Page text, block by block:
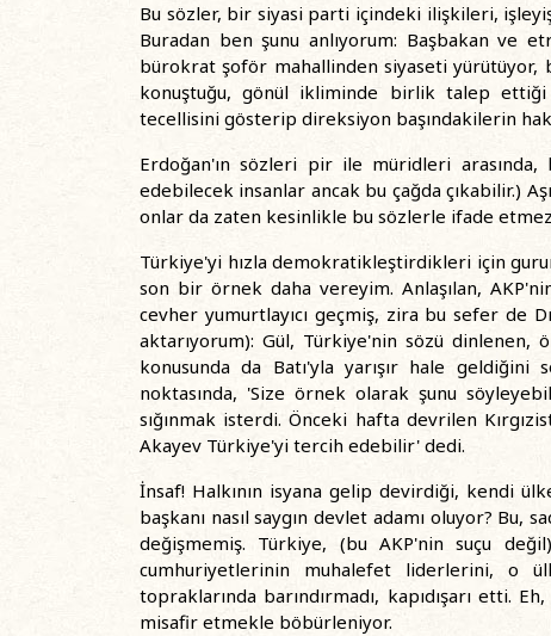
Bu sözler, bir siyasi parti içindeki ilişkileri,
Buradan ben şunu anlıyorum: Başbakan ve
bürokrat şoför mahallinden siyaseti
konuştuğu, gönül ikliminde birlik talep
tecellisini gösterip direksiyon başındakilerin
Erdoğan'ın sözleri pir ile müridleri
edebilecek insanlar ancak bu çağda çıkabilir.)
onlar da zaten kesinlikle bu sözlerle ifade
Türkiye'yi hızla demokratikleştirdikleri için
son bir örnek daha vereyim. Anlaşılan,
cevher yumurtlayıcı geçmiş, zira bu sefer de
aktarıyorum): Gül, Türkiye'nin sözü
konusunda da Batı'yla yarışır hale geldiğini
noktasında, 'Size örnek olarak şunu
sığınmak isterdi. Önceki hafta devrilen
Akayev Türkiye'yi tercih edebilir' dedi.
İnsaf! Halkının isyana gelip devirdiği, kendi
başkanı nasıl saygın devlet adamı oluyor?
değişmemiş. Türkiye, (bu AKP'nin suçu
cumhuriyetlerinin muhalefet liderlerini, o
topraklarında barındırmadı, kapıdışarı etti.
misafir etmekle böbürleniyor.